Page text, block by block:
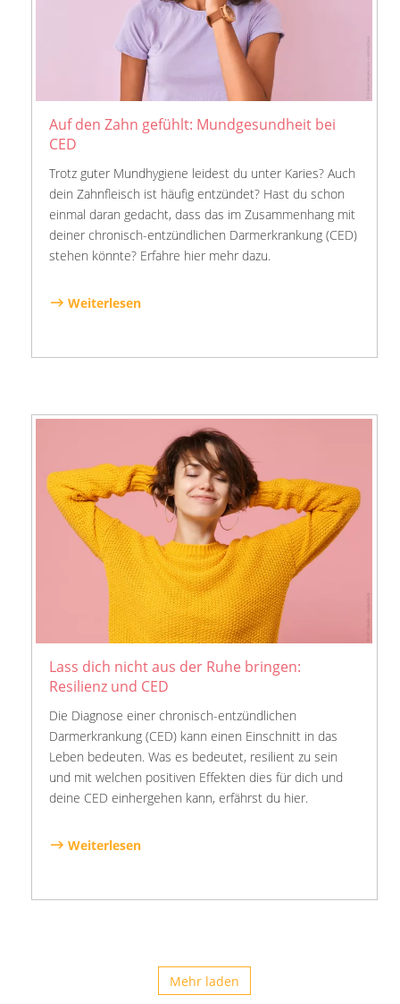
Auf den Zahn gefühlt: Mundgesundheit bei
CED
Trotz guter Mundhygiene leidest du unter Karies? Auch
dein Zahnfleisch ist häufig entzündet? Hast du schon
einmal daran gedacht, dass das im Zusammenhang mit
deiner chronisch-entzündlichen Darmerkrankung (CED)
stehen könnte? Erfahre hier mehr dazu.
Weiterlesen
Lass dich nicht aus der Ruhe bringen:
Resilienz und CED
Die Diagnose einer chronisch-entzündlichen
Darmerkrankung (CED) kann einen Einschnitt in das
Leben bedeuten. Was es bedeutet, resilient zu sein
und mit welchen positiven Effekten dies für dich und
deine CED einhergehen kann, erfährst du hier.
Weiterlesen
Mehr laden